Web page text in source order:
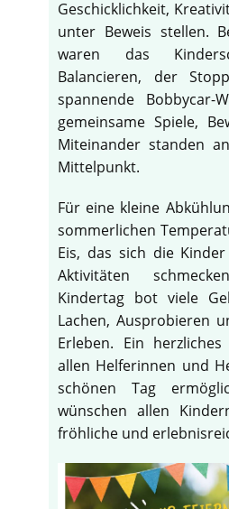
Geschicklichkeit,
unter Beweis stellen.
waren das
Balancieren, der
spannende Bobbycar-
gemeinsame Spiele,
Miteinander standen
Mittelpunkt.
Für eine kleine
sommerlichen
Eis, das sich die
Aktivitäten
Kindertag bot viele
Lachen, Ausprobieren
Erleben. Ein
allen Helferinnen und
schönen Tag
wünschen allen
fröhliche und